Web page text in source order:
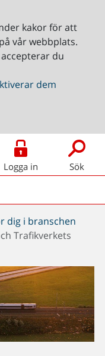
kakor för att
vår webbplats.
du
dem
Logga in Sök
dig i branschen
Trafikverkets